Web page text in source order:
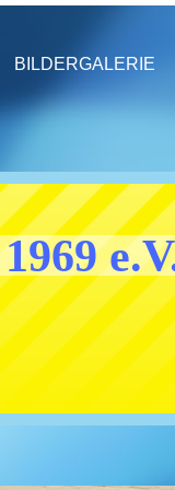
BILDERGALERIE